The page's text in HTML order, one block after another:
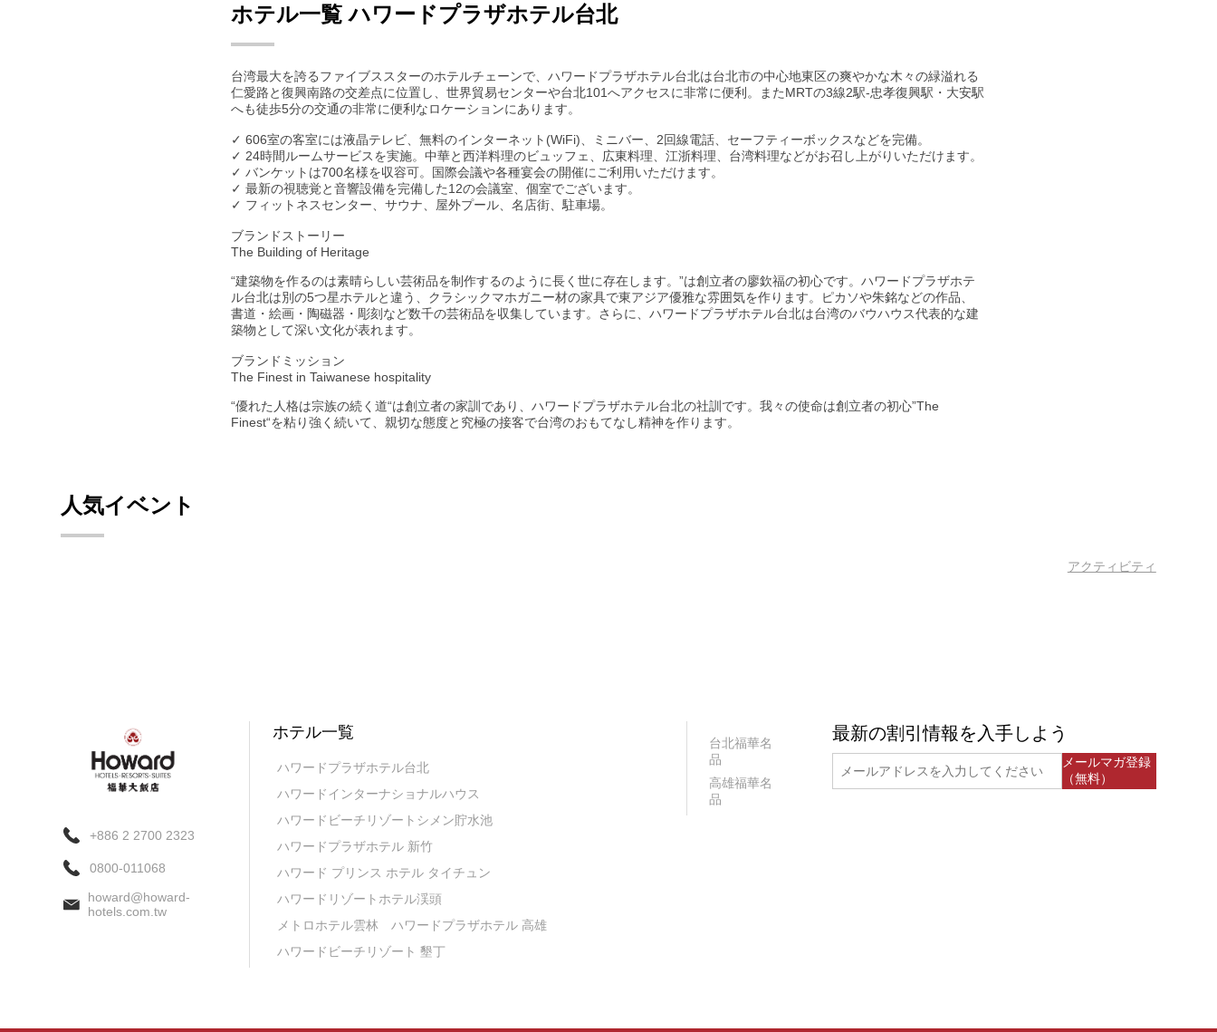
ホテル一覧 ハワードプラザホテル台北
台湾最大を誇るファイブススターのホテルチェーンで、ハワードプラザホテル台北は台北市の中心地東区の爽やかな木々の緑溢れる
仁愛路と復興南路の交差点に位置し、世界貿易センターや台北101へアクセスに非常に便利。またMRTの3線2駅‐忠孝復興駅・大安駅
へも徒歩5分の交通の非常に便利なロケーションにあります。
✓ 606室の客室には液晶テレビ、無料のインターネット(WiFi)、ミニバー、2回線電話、セーフティーボックスなどを完備。
✓ 24時間ルームサービスを実施。中華と西洋料理のビュッフェ、広東料理、江浙料理、台湾料理などがお召し上がりいただけます。
✓ バンケットは700名様を収容可。国際会議や各種宴会の開催にご利用いただけます。
✓ 最新の視聴覚と音響設備を完備した12の会議室、個室でございます。
✓ フィットネスセンター、サウナ、屋外プール、名店街、駐車場。
ブランドストーリー
The Building of Heritage
“建築物を作るのは素晴らしい芸術品を制作するのように長く世に存在します。”は創立者の廖欽福の初心です。ハワードプラザホテ
ル台北は別の5つ星ホテルと違う、クラシックマホガニー材の家具で東アジア優雅な雰囲気を作ります。ピカソや朱銘などの作品、
書道・絵画・陶磁器・彫刻など数千の芸術品を収集しています。さらに、ハワードプラザホテル台北は台湾のバウハウス代表的な建
築物として深い文化が表れます。
ブランドミッション
The Finest in Taiwanese hospitality
“優れた人格は宗族の続く道“は創立者の家訓であり、ハワードプラザホテル台北の社訓です。我々の使命は創立者の初心”The
Finest“を粘り強く続いて、親切な態度と究極の接客で台湾のおもてなし精神を作ります。
人気イベント
アクティビティ
+886 2 2700 2323
0800-011068
howard@howard-
hotels.com.tw
ホテル一覧
ハワードプラザホテル台北
ハワードインターナショナルハウス
ハワードビーチリゾートシメン貯水池
ハワードプラザホテル 新竹
ハワード プリンス ホテル タイチュン
ハワードリゾートホテル渓頭
メトロホテル雲林
ハワードプラザホテル 高雄
ハワードビーチリゾート 墾丁
台北福華名
品
高雄福華名
品
最新の割引情報を入手しよう
メールマガ登録
（無料）